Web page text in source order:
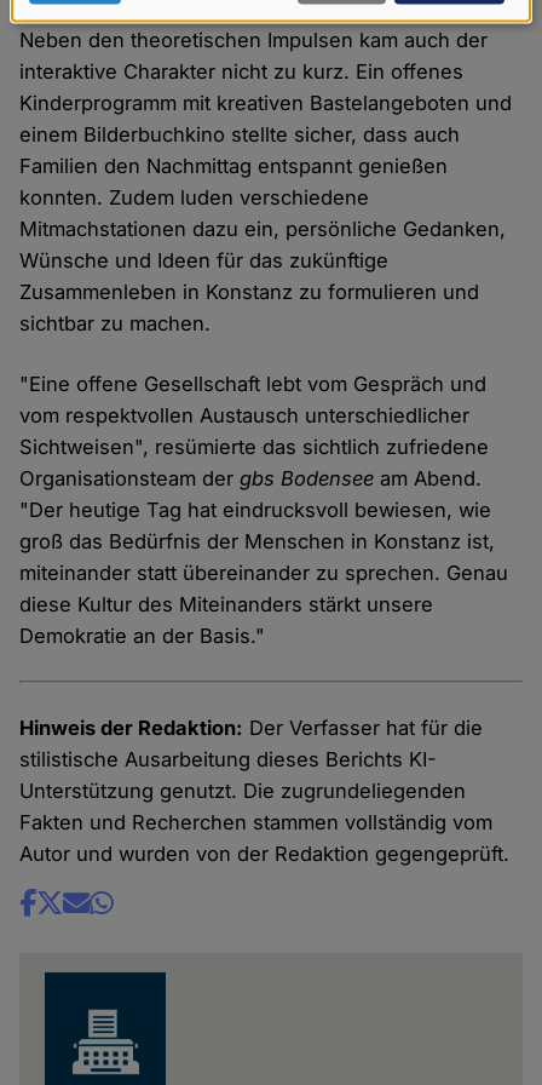
Neben den theoretischen Impulsen kam auch der
interaktive Charakter nicht zu kurz. Ein offenes
Kinderprogramm mit kreativen Bastelangeboten und
einem Bilderbuchkino stellte sicher, dass auch
Familien den Nachmittag entspannt genießen
konnten. Zudem luden verschiedene
Mitmachstationen dazu ein, persönliche Gedanken,
Wünsche und Ideen für das zukünftige
Zusammenleben in Konstanz zu formulieren und
sichtbar zu machen.
"Eine offene Gesellschaft lebt vom Gespräch und
vom respektvollen Austausch unterschiedlicher
Sichtweisen", resümierte das sichtlich zufriedene
Organisationsteam dergbs Bodensee am Abend.
"Der heutige Tag hat eindrucksvoll bewiesen, wie
groß das Bedürfnis der Menschen in Konstanz ist,
miteinander statt übereinander zu sprechen. Genau
diese Kultur des Miteinanders stärkt unsere
Demokratie an der Basis."
Hinweis der Redaktion: Der Verfasser hat für die
stilistische Ausarbeitung dieses Berichts KI-
Unterstützung genutzt. Die zugrundeliegenden
Fakten und Recherchen stammen vollständig vom
Autor und wurden von der Redaktion gegengeprüft.
Share
Daten
und
Cookies